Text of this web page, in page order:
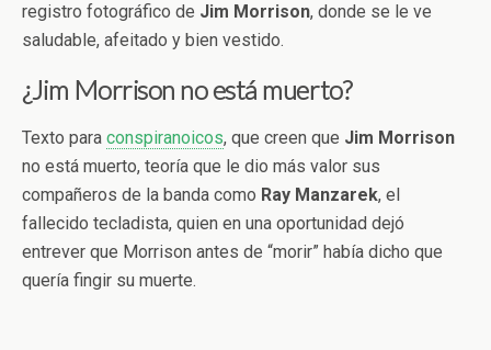
registro fotográfico de Jim Morrison, donde se le ve
saludable, afeitado y bien vestido.
¿Jim Morrison no está muerto?
Texto para conspiranoicos, que creen que Jim Morrison
no está muerto, teoría que le dio más valor sus
compañeros de la banda como Ray Manzarek, el
fallecido tecladista, quien en una oportunidad dejó
entrever que Morrison antes de “morir” había dicho que
quería fingir su muerte.